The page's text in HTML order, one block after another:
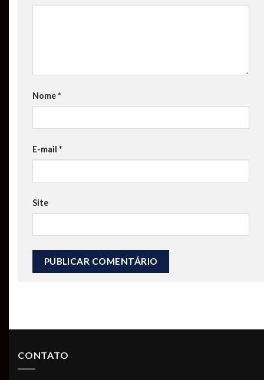
Nome*
E-mail *
Site
CONTATO